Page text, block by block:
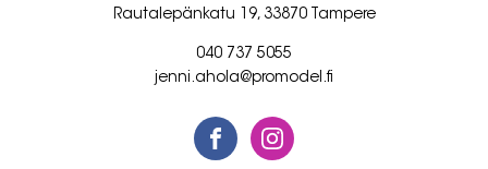
Rautalepänkatu 19, 33870 Tampere
040 737 5055
jenni.ahola@promodel.fi